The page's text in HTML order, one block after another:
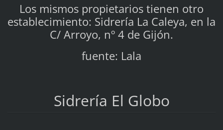
Los mismos propietarios tienen otro
establecimiento: Sidrería La Caleya, en la
C/ Arroyo, nº 4 de Gijón.
fuente: Lala
Sidrería El Globo